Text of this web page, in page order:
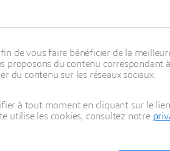
de vous faire bénéficier de la
du contenu correspondant
du contenu sur les réseaux sociaux.
à tout moment en cliquant sur le
utilise les cookies, consultez notre